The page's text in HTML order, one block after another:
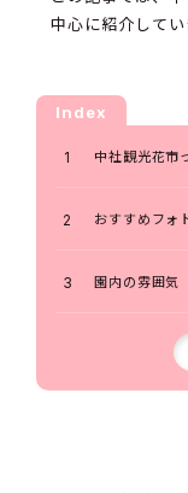
中心に紹介してい
Index
中社観光花市
おすすめフォ
園内の雰囲気